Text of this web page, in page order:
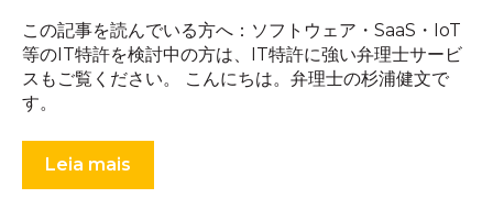
この記事を読んでいる方へ：ソフトウェア・SaaS・IoT
等のIT特許を検討中の方は、IT特許に強い弁理士サービ
スもご覧ください。 こんにちは。弁理士の杉浦健文で
す。
Leia mais